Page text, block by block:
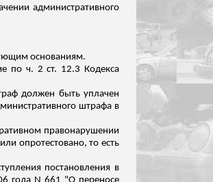
административного
основаниям.
по ч. 2 ст. 12.3 Кодекса
должен быть уплачен
штрафа в
правонарушении
опротестовано, то есть
постановления в